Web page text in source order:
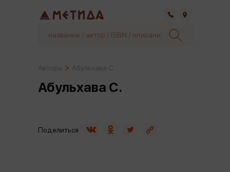
Абульхава С.
Поделиться